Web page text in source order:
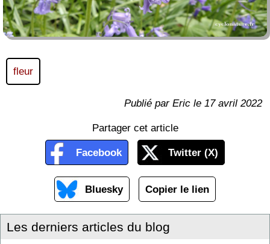
fleur
Publié par Eric le 17 avril 2022
Partager cet article
Facebook Twitter (X)
Bluesky Copier le lien
Les derniers articles du blog